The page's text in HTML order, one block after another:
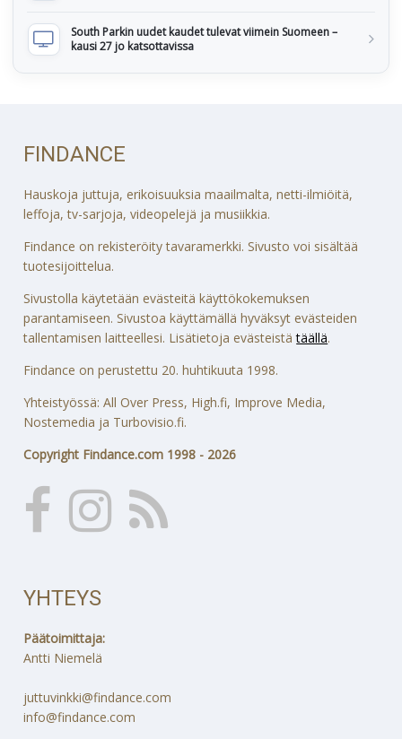
South Parkin uudet kaudet tulevat viimein Suomeen –
kausi 27 jo katsottavissa
FINDANCE
Hauskoja juttuja, erikoisuuksia maailmalta, netti-ilmiöitä,
leffoja, tv-sarjoja, videopelejä ja musiikkia.
Findance on rekisteröity tavaramerkki. Sivusto voi sisältää
tuotesijoittelua.
Sivustolla käytetään evästeitä käyttökokemuksen
parantamiseen. Sivustoa käyttämällä hyväksyt evästeiden
tallentamisen laitteellesi. Lisätietoja evästeistätäällä.
Findance on perustettu 20. huhtikuuta 1998.
Yhteistyössä: All Over Press, High.fi, Improve Media,
Nostemedia ja Turbovisio.fi.
Copyright Findance.com 1998 - 2026
YHTEYS
Päätoimittaja:
Antti Niemelä
juttuvinkki@findance.com
info@findance.com